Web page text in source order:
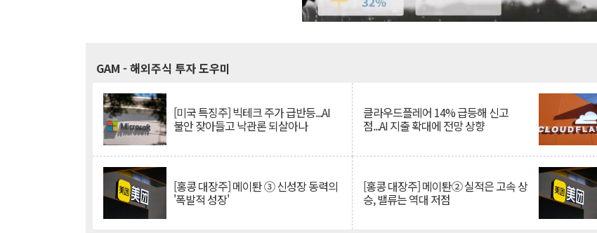
GAM - 해외주식 투자 도우미
[미국 특징주] 빅테크 주가 급반등...AI
불안 잦아들고 낙관론 되살아나
클라우드플레어 14% 급등해 신고
점...AI 지출 확대에 전망 상향
[홍콩 대장주] 메이퇀 ③ 신성장 동력의
'폭발적 성장'
[홍콩 대장주] 메이퇀② 실적은 고속 상
승, 밸류는 역대 저점